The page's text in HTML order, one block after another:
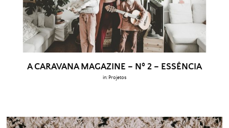
A CARAVANA MAGAZINE – Nº 2 – ESSÊNCIA
in: Projetos